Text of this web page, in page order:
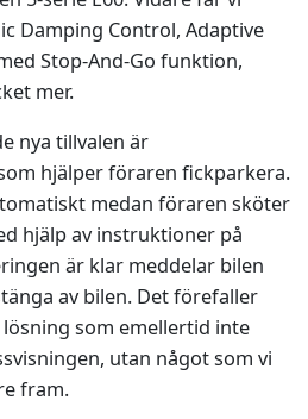
Damping Control, Adaptive
Stop-And-Go funktion,
mer.
nya tillvalen är
hjälper föraren fickparkera.
medan föraren sköter
hjälp av instruktioner på
är klar meddelar bilen
av bilen. Det förefaller
som emellertid inte
utan något som vi
fram.